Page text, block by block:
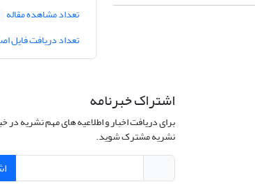
تعداد مشاهده مقاله
تعداد دریافت فایل
اشتراک خبرنامه
برای دریافت اخبار و اطلاعیه های مهم نشریه در
نشریه مشترک شوید.